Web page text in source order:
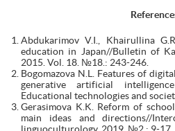
Abdukarimov V.I., Khairullina
education in Japan//Bulletin of
2015. Vol. 18. №18.: 243-246.
Bogomazova N.L. Features of
generative artificial
Educational technologies and
Gerasimova K.K. Reform of
main ideas and directions//
linguoculturology, 2019. №2.: 9-17.